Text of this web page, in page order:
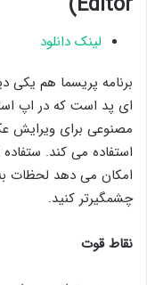
لینک دانلود
برنامه پریسما هم یکی
ای پد است که در اپ
مصنوعی برای ویرایش
استفاده می کند.
امکان می دهد لحظات
چشمگیرتر کنید.
نقاط قوت